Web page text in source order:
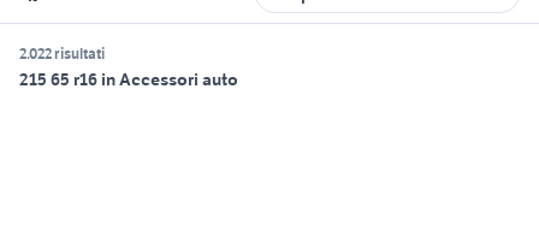
2.022 risultati
215 65 r16 in Accessori auto